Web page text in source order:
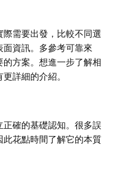
需要出發，比較不同選
資訊。多參考可靠來
方案。想進一步了解相
更詳細的介紹。
確的基礎認知。很多誤
花點時間了解它的本質